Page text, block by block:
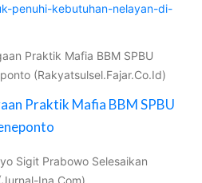
penuhi-kebutuhan-nelayan-di-
Praktik Mafia BBM SPBU
(Rakyatsulsel.Fajar.Co.Id)
Praktik Mafia BBM SPBU
Sigit Prabowo Selesaikan